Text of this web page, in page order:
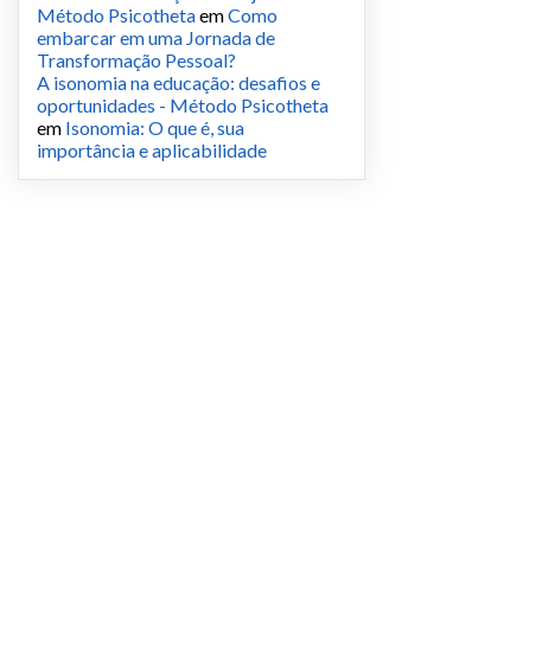
Método PsicothetaemComo
embarcar em uma Jornada de
Transformação Pessoal?
A isonomia na educação: desafios e
oportunidades - Método Psicotheta
em Isonomia: O que é, sua
importância e aplicabilidade